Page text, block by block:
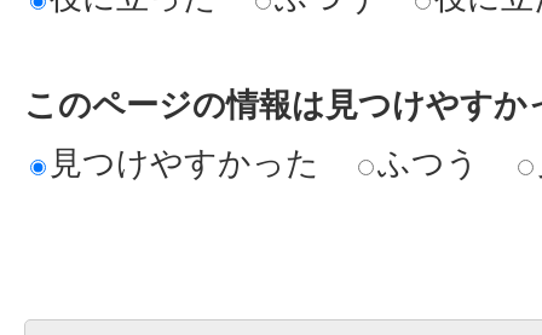
このページの情報は見つけやすか
見つけやすかった
ふつう